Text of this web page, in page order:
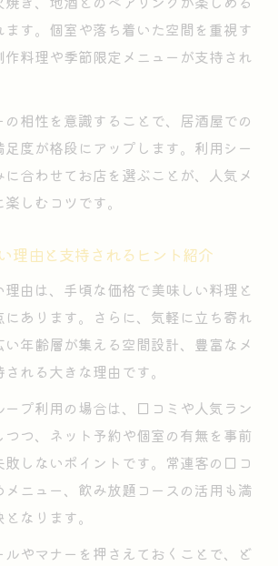
ます。個室や落ち着いた空間を重視す
作料理や季節限定メニューが支持され
相性を意識することで、居酒屋での
度が格段にアップします。利用シー
に合わせてお店を選ぶことが、人気メ
しむコツです。
理由と支持されるヒント紹介
由は、手頃な価格で美味しい料理と
にあります。さらに、気軽に立ち寄れ
い年齢層が集える空間設計、豊富なメ
れる大きな理由です。
プ利用の場合は、口コミや人気ラン
つつ、ネット予約や個室の有無を事前
敗しないポイントです。常連客の口コ
メニュー、飲み放題コースの活用も満
なります。
ルやマナーを押さえておくことで、ど